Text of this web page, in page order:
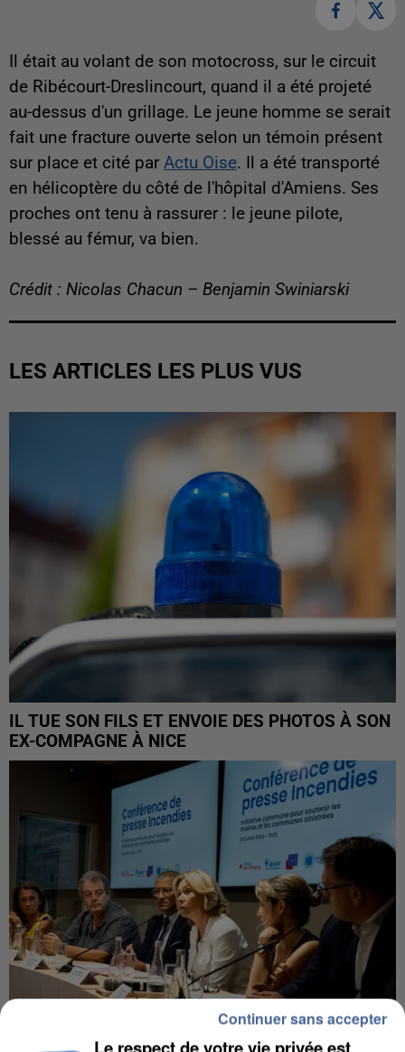
Il était au volant de son motocross, sur le circuit
de Ribécourt-Dreslincourt, quand il a été projeté
au-dessus d'un grillage. Le jeune homme se serait
fait une fracture ouverte selon un témoin présent
sur place et cité par Actu Oise. Il a été transporté
en hélicoptère du côté de l'hôpital d'Amiens. Ses
proches ont tenu à rassurer : le jeune pilote,
blessé au fémur, va bien.
Crédit : Nicolas Chacun – Benjamin Swiniarski
LES ARTICLES LES PLUS VUS
IL TUE SON FILS ET ENVOIE DES PHOTOS À SON
EX-COMPAGNE À NICE
Le respect de votre vie privée est
Continuer sans accepter